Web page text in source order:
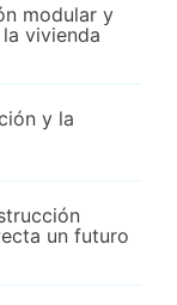
modular y
vivienda
y la
un futuro